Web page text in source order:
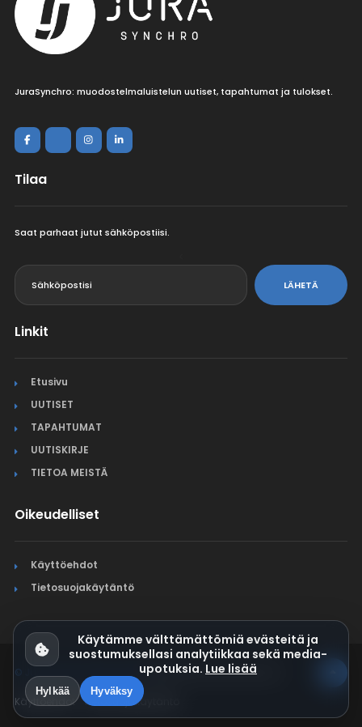
JuraSynchro: muodostelmaluistelun uutiset, tapahtumat ja tulokset.
Tilaa
Saat parhaat jutut sähköpostiisi.
LÄHETÄ
Linkit
Etusivu
UUTISET
TAPAHTUMAT
UUTISKIRJE
TIETOA MEISTÄ
Oikeudelliset
Käyttöehdot
Tietosuojakäytäntö
© Jura Synchro 2015-2026. Kaikki oikeudet pidätetään.
Käyttöehdot Tietosuojakäytäntö
Käytämme välttämättömiä evästeitä ja
suostumuksellasi analytiikkaa sekä media-
upotuksia. Lue lisää
Hylkää Hyväksy